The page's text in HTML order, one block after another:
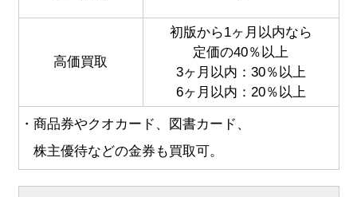
高価買取
初版から1ヶ月以内なら
定価の40％以上
3ヶ月以内：30％以上
6ヶ月以内：20％以上
・商品券やクオカード、図書カード、
株主優待などの金券も買取可。